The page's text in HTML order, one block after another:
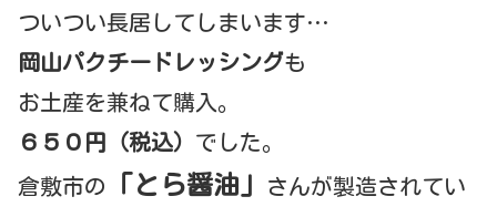
ついつい長居してしまいます…
岡山パクチードレッシングも
お土産を兼ねて購入。
６５０円（税込） でした。
倉敷市の
「とら醤油」
さんが製造されてい